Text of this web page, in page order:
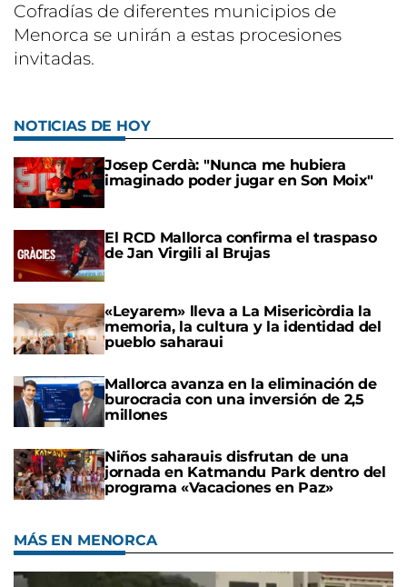
Cofradías de diferentes municipios de
Menorca se unirán a estas procesiones
invitadas.
NOTICIAS DE HOY
Josep Cerdà: "Nunca me hubiera
imaginado poder jugar en Son Moix"
El RCD Mallorca confirma el traspaso
de Jan Virgili al Brujas
«Leyarem» lleva a La Misericòrdia la
memoria, la cultura y la identidad del
pueblo saharaui
Mallorca avanza en la eliminación de
burocracia con una inversión de 2,5
millones
Niños saharauis disfrutan de una
jornada en Katmandu Park dentro del
programa «Vacaciones en Paz»
MÁS EN MENORCA